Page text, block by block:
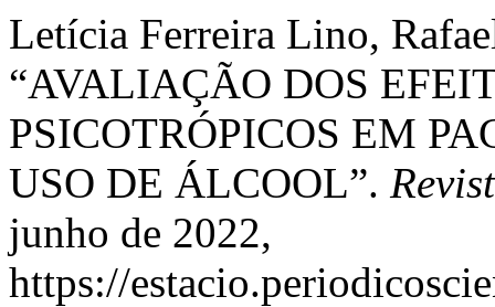
Letícia Ferreira Lino,
“AVALIAÇÃO DOS
PSICOTRÓPICOS EM
USO DE ÁLCOOL”.
junho de 2022,
https://